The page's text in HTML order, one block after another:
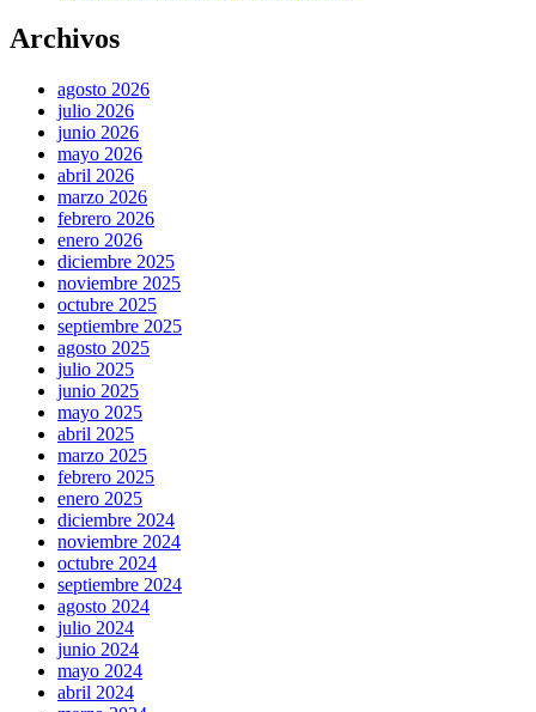
Archivos
agosto 2026
julio 2026
junio 2026
mayo 2026
abril 2026
marzo 2026
febrero 2026
enero 2026
diciembre 2025
noviembre 2025
octubre 2025
septiembre 2025
agosto 2025
julio 2025
junio 2025
mayo 2025
abril 2025
marzo 2025
febrero 2025
enero 2025
diciembre 2024
noviembre 2024
octubre 2024
septiembre 2024
agosto 2024
julio 2024
junio 2024
mayo 2024
abril 2024